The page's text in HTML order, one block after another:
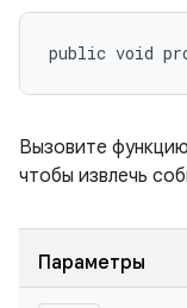
public void
Вызовите
чтобы извлечь
Параметры